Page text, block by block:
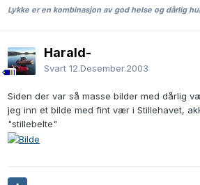
Lykke er en kombinasjon av god helse og dårlig
Harald-
Svart 12.Desember.2003
Siden der var så masse bilder med dårlig
jeg inn et bilde med fint vær i Stillehavet,
"stillebelte"